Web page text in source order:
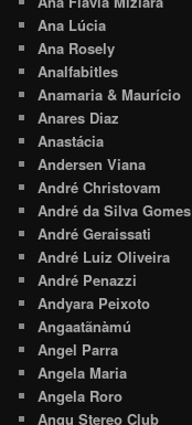
Ana Lúcia
Ana Rosely
Analfabitles
Anamaria & Maurício
Anares Diaz
Anastácia
Andersen Viana
André Christovam
André da Silva Gomes
André Geraissati
André Luiz Oliveira
André Penazzi
Andyara Peixoto
Angaatãnàmú
Angel Parra
Angela Maria
Angela Roro
Angu Stereo Club